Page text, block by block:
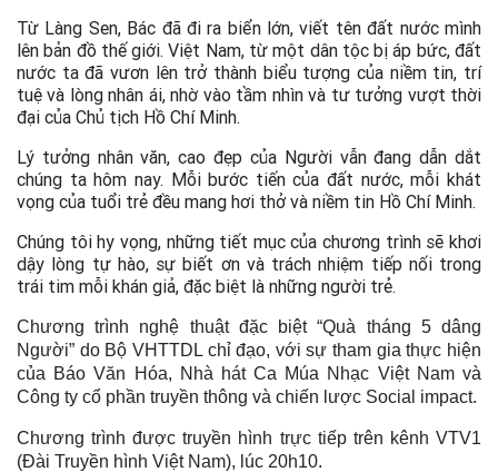
Từ Làng Sen, Bác đã đi ra biển lớn, viết tên đất nước mình
lên bản đồ thế giới. Việt Nam, từ một dân tộc bị áp bức, đất
nước ta đã vươn lên trở thành biểu tượng của niềm tin, trí
tuệ và lòng nhân ái, nhờ vào tầm nhìn và tư tưởng vượt thời
đại của Chủ tịch Hồ Chí Minh.
Lý tưởng nhân văn, cao đẹp của Người vẫn đang dẫn dắt
chúng ta hôm nay. Mỗi bước tiến của đất nước, mỗi khát
vọng của tuổi trẻ đều mang hơi thở và niềm tin Hồ Chí Minh.
Chúng tôi hy vọng, những tiết mục của chương trình sẽ khơi
dậy lòng tự hào, sự biết ơn và trách nhiệm tiếp nối trong
trái tim mỗi khán giả, đặc biệt là những người trẻ.
Chương trình nghệ thuật đặc biệt “Quà tháng 5 dâng
Người” do Bộ VHTTDL chỉ đạo, với sự tham gia thực hiện
của Báo Văn Hóa, Nhà hát Ca Múa Nhạc Việt Nam và
Công ty cổ phần truyền thông và chiến lược Social impact.
Chương trình được truyền hình trực tiếp trên kênh VTV1
(Đài Truyền hình Việt Nam), lúc 20h10.